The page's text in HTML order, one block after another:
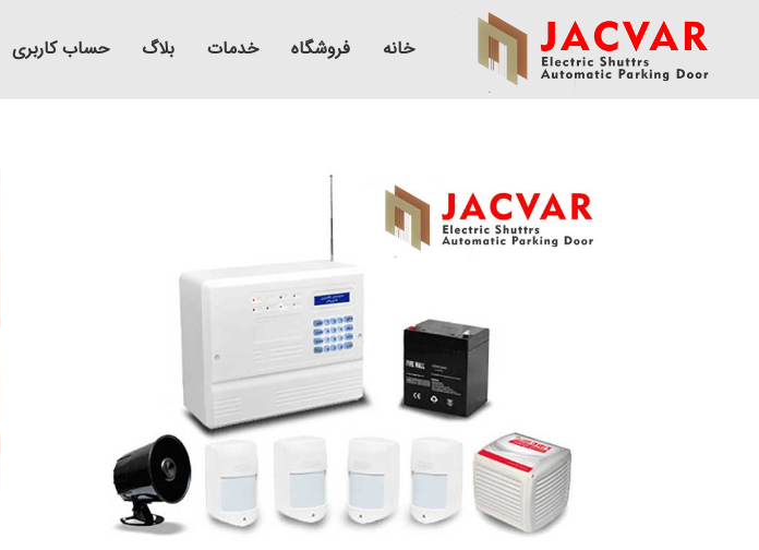
خانه فروشگاه خدمات بلاگ حساب کاربری